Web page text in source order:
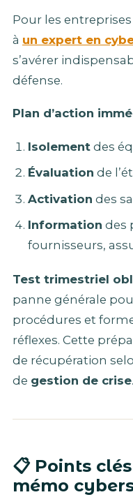
Pour les
à un expert en
s’avérer
défense.
Plan d’action
Isolementdes
Évaluation de
Activation des
Information des
fournisseurs,
Test trimestriel
panne générale
procédures et
réflexes. Cette
de récupération
de gestion de crise.
📋 Points
mémo